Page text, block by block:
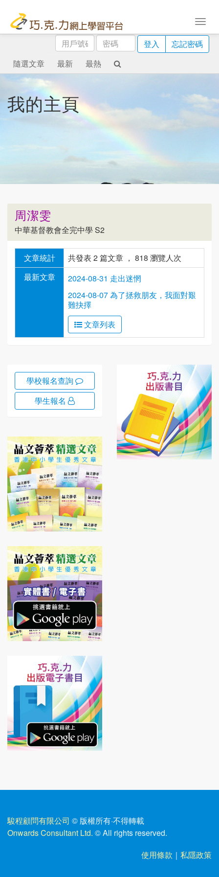
用
戶
號
碼
密
碼
登入
忘記密碼
隨選文章
最新 最熱
我的主頁
周潔雯
中華基督教會全完中學 S2
文章統計
共發表 2 篇文章 ， 818 瀏覽人次
最新文章
2024-08-31 走出迷惘
2024-08-07 為了拯救朋友，我面對艱
難抉擇
文章列表
學校報名查詢
學生報名
駿程顧問有限公司 © 版權所有·不得轉載
Onwards Consultant Ltd. © All rights reserved.
使用條款 ｜ 私隱政策